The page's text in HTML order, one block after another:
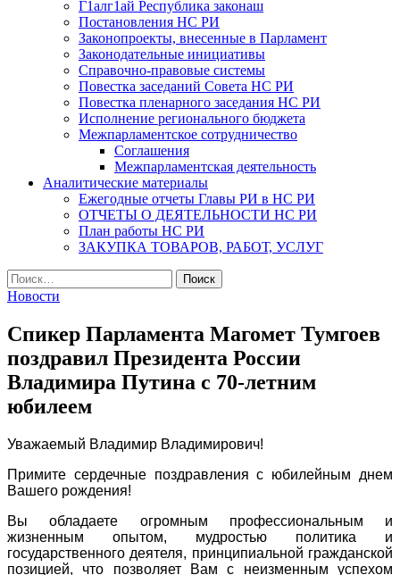
Г1алг1ай Республика законаш
Постановления НС РИ
Законопроекты, внесенные в Парламент
Законодательные инициативы
Справочно-правовые системы
Повестка заседаний Совета НС РИ
Повестка пленарного заседания НС РИ
Исполнение регионального бюджета
Межпарламентское сотрудничество
Соглашения
Межпарламентская деятельность
Аналитические материалы
Ежегодные отчеты Главы РИ в НС РИ
ОТЧЕТЫ О ДЕЯТЕЛЬНОСТИ НС РИ
План работы НС РИ
ЗАКУПКА ТОВАРОВ, РАБОТ, УСЛУГ
Найти:
Новости
Спикер Парламента Магомет Тумгоев
поздравил Президента России
Владимира Путина с 70-летним
юбилеем
Уважаемый Владимир Владимирович!
Примите сердечные поздравления с юбилейным днем
Вашего рождения!
Вы обладаете огромным профессиональным и
жизненным опытом, мудростью политика и
государственного деятеля, принципиальной гражданской
позицией, что позволяет Вам с неизменным успехом